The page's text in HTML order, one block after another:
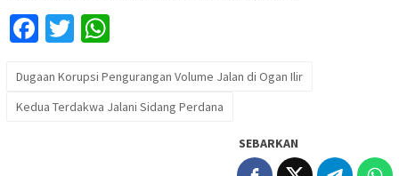
Facebook
Twitter
Dugaan Korupsi Pengurangan Volume Jalan di Ogan Ilir
Kedua Terdakwa Jalani Sidang Perdana
SEBARKAN